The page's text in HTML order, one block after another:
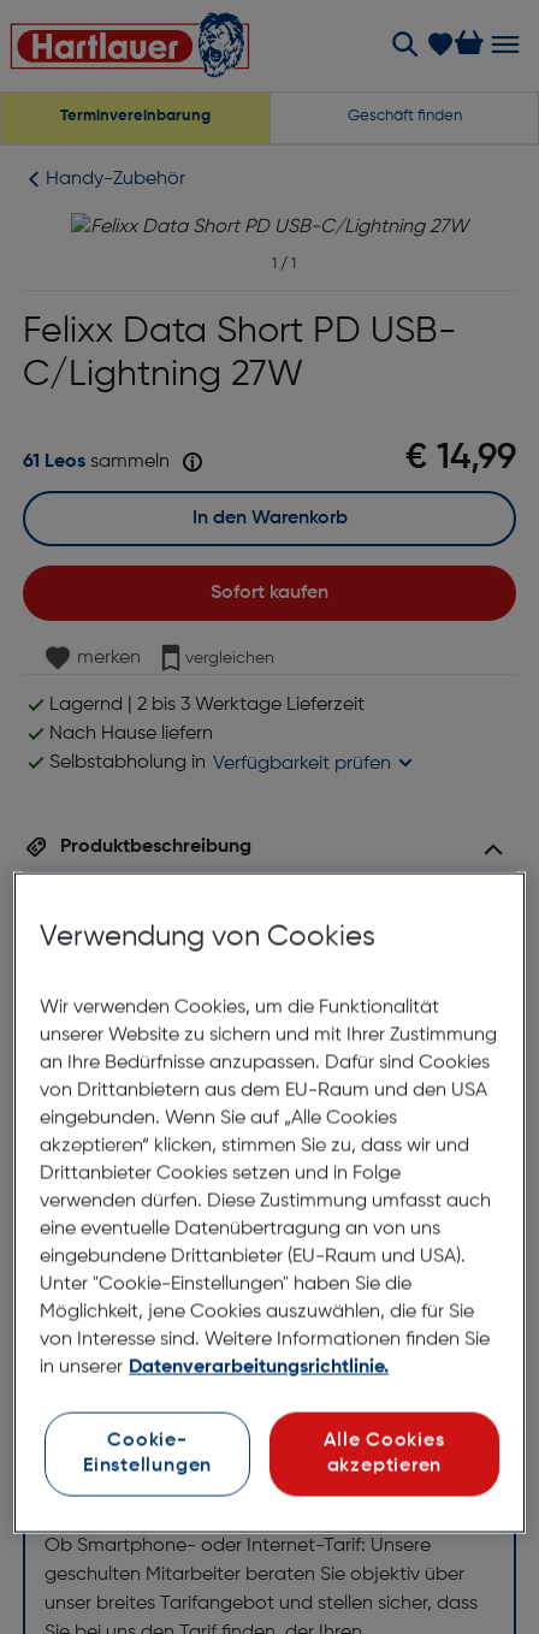
Terminvereinbarung Geschäft finden
Handy-Zubehör
1 / 1
Felixx Data Short PD USB-
C/Lightning 27W
€ 14,99
61 Leossammeln
Sofort kaufen
In den Warenkorb
merken vergleichen
Lagernd | 2 bis 3 Werktage Lieferzeit
Nach Hause liefern
Selbstabholung in Verfügbarkeit prüfen
Produktbeschreibung
C/Lightning 27W
Schnelles Aufladen und Synchronisieren deines
iPhone oder iPad mit einem äußerst robusten
Lightning Kabel. Unterstützt Power Deliver Fast
Charge. Perfekt für Powerbanks, Laptops...Keine
störend zu lange Kabel.
Technische Daten
Merkmale
Kabellänge [m]: 20 cm
Wir finden den perfekten Tarif für
Sie
Tarifcheck: Internet-Tarife fürs Smartphone und
Ob Smartphone- oder Internet-Tarif: Unsere
geschulten Mitarbeiter beraten Sie objektiv über
unser breites Tarifangebot und stellen sicher, dass
Verwendung von Cookies
Wir verwenden Cookies, um die Funktionalität
unserer Website zu sichern und mit Ihrer Zustimmung
an Ihre Bedürfnisse anzupassen. Dafür sind Cookies
von Drittanbietern aus dem EU-Raum und den USA
eingebunden. Wenn Sie auf „Alle Cookies
akzeptieren“ klicken, stimmen Sie zu, dass wir und
Drittanbieter Cookies setzen und in Folge
verwenden dürfen. Diese Zustimmung umfasst auch
eine eventuelle Datenübertragung an von uns
eingebundene Drittanbieter (EU-Raum und USA).
Unter "Cookie-Einstellungen" haben Sie die
Möglichkeit, jene Cookies auszuwählen, die für Sie
von Interesse sind. Weitere Informationen finden Sie
in unserer Datenverarbeitungsrichtlinie.
Cookie-
Einstellungen
Alle Cookies
akzeptieren